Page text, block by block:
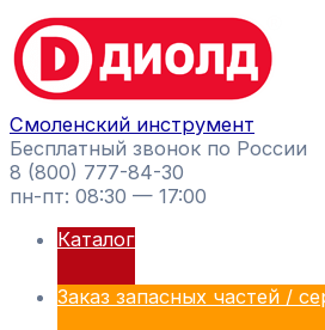
Перейти
к
содержимому
Смоленский инструмент
Бесплатный звонок по России
8 (800) 777-84-30
пн-пт: 08:30 — 17:00
Каталог
Заказ запасных частей /
Поиск
товаров